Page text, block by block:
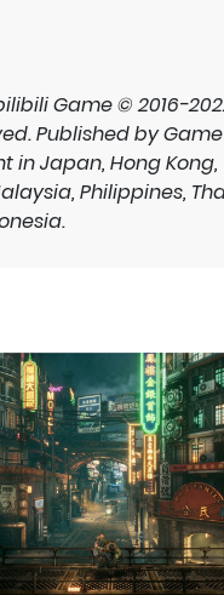
Game © 2016-
Published by
in Japan, Hong Kong,
Philippines,